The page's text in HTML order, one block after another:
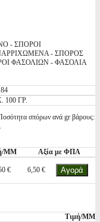
- ΣΠΟΡΟΙ
- ΣΠΟΡΟΣ
ΦΑΣΟΛΙΩΝ - ΦΑΣΟΛΙΑ
100 ΓΡ.
σπόρων ανά gr βάρους:
ΜΜ Αξία με ΦΠΑ
€ 6,50 €
Τιμή/ΜΜ